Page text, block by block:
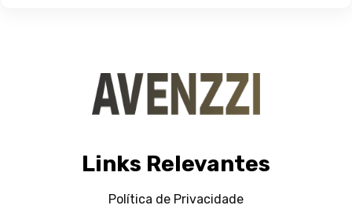
Links Relevantes
Política de Privacidade